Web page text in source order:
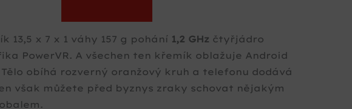
13,5 x 7 x 1 váhy 157 g pohání 1,2 GHz čtyřjádro
PowerVR. A všechen ten křemík oblažuje Android
Tělo obíhá rozverný oranžový kruh a telefonu dodává
však můžete před byznys zraky schovat nějakým